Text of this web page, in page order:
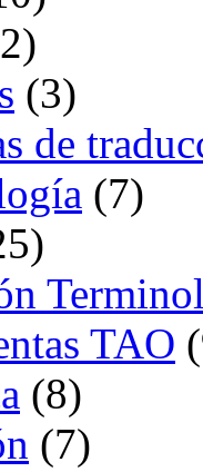
(3)
de
(7)
TAO
(8)
(7)